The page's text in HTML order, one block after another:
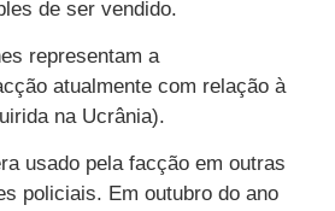
de ser vendido.
representam a
atualmente com relação à
na Ucrânia).
usado pela facção em outras
policiais. Em outubro do ano